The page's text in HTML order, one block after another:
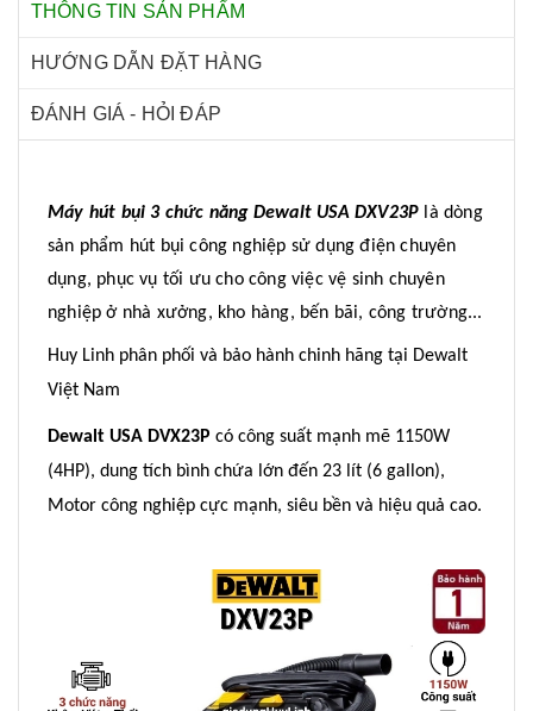
THÔNG TIN SẢN PHẨM
HƯỚNG DẪN ĐẶT HÀNG
ĐÁNH GIÁ - HỎI ĐÁP
Máy hút bụi 3 chức năng Dewalt USA DXV23P là dòng
sản phẩm hút bụi công nghiệp sử dụng điện chuyên
dụng, phục vụ tối ưu cho công việc vệ sinh chuyên
nghiệp ở nhà xưởng, kho hàng, bến bãi, công trường...
Huy Linh phân phối và bảo hành chinh hãng tại Dewalt
Việt Nam
Dewalt USA DVX23P có công suất mạnh mẽ 1150W
(4HP), dung tích bình chứa lớn đến 23 lít (6 gallon),
Motor công nghiệp cực mạnh, siêu bền và hiệu quả cao.